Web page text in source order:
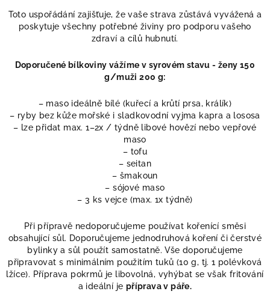
Toto uspořádání zajišťuje, že vaše strava zůstává vyvážená a
poskytuje všechny potřebné živiny pro podporu vašeho
zdraví a cílů hubnutí.
Doporučené bílkoviny vážíme v syrovém stavu - ženy 150
g/muži 200 g:
– maso ideálně bílé (kuřecí a krůtí prsa, králík)
– ryby bez kůže mořské i sladkovodní vyjma kapra a lososa
– lze přidat max. 1–2x / týdně libové hovězí nebo vepřové
maso
– tofu
– seitan
– šmakoun
– sójové maso
– 3 ks vejce (max. 1x týdně)
Při přípravě nedoporučujeme používat kořenící směsi
obsahující sůl. Doporučujeme jednodruhová koření či čerstvé
bylinky a sůl použít samostatně. Vše doporučujeme
připravovat s minimálním použitím tuků (10 g, tj. 1 polévková
lžíce). Příprava pokrmů je libovolná, vyhýbat se však fritování
a ideální je příprava v páře.